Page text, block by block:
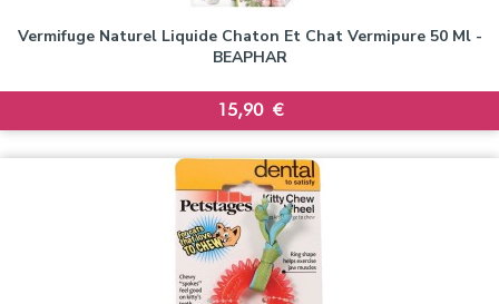
Vermifuge Naturel Liquide Chaton Et Chat Vermipure 50 Ml -
BEAPHAR
Prix
15,90 €